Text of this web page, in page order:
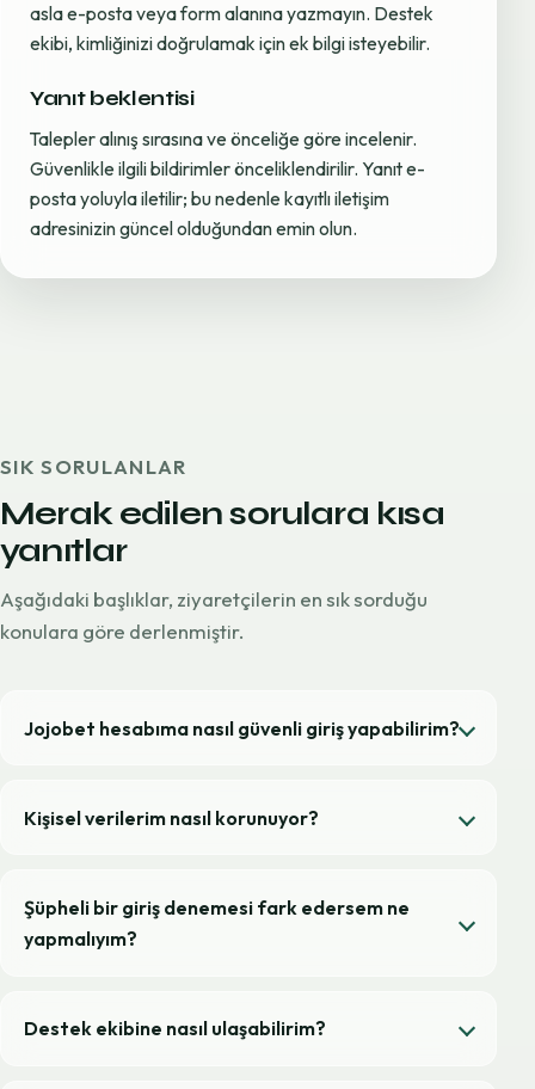
asla e-posta veya form alanına yazmayın. Destek
ekibi, kimliğinizi doğrulamak için ek bilgi isteyebilir.
Yanıt beklentisi
Talepler alınış sırasına ve önceliğe göre incelenir.
Güvenlikle ilgili bildirimler önceliklendirilir. Yanıt e-
posta yoluyla iletilir; bu nedenle kayıtlı iletişim
adresinizin güncel olduğundan emin olun.
SIK SORULANLAR
Merak edilen sorulara kısa
yanıtlar
Aşağıdaki başlıklar, ziyaretçilerin en sık sorduğu
konulara göre derlenmiştir.
Jojobet hesabıma nasıl güvenli giriş yapabilirim?
Kişisel verilerim nasıl korunuyor?
Şüpheli bir giriş denemesi fark edersem ne
yapmalıyım?
Destek ekibine nasıl ulaşabilirim?